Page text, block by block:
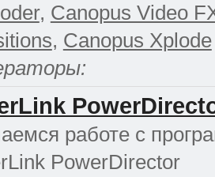
, Canopus Video
, Canopus Xplode
работе с
PowerDirector